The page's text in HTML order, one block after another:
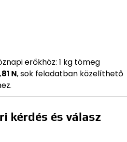
erőkhöz: 1 kg tömeg
N, sok feladatban közelíthető
kérdés és válasz